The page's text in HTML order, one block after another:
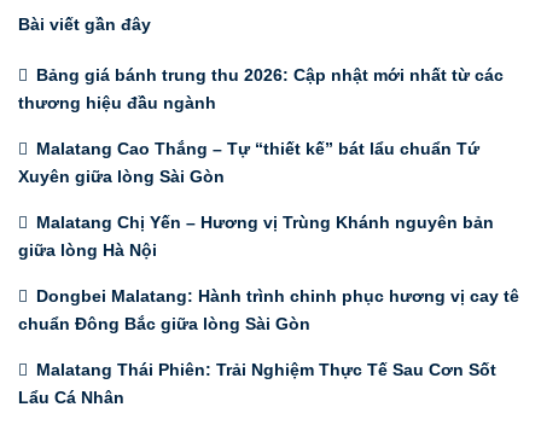
Bài viết gần đây
Bảng giá bánh trung thu 2026: Cập nhật mới nhất từ các
thương hiệu đầu ngành
Malatang Cao Thắng – Tự “thiết kế” bát lẩu chuẩn Tứ
Xuyên giữa lòng Sài Gòn
Malatang Chị Yến – Hương vị Trùng Khánh nguyên bản
giữa lòng Hà Nội
Dongbei Malatang: Hành trình chinh phục hương vị cay tê
chuẩn Đông Bắc giữa lòng Sài Gòn
Malatang Thái Phiên: Trải Nghiệm Thực Tế Sau Cơn Sốt
Lẩu Cá Nhân